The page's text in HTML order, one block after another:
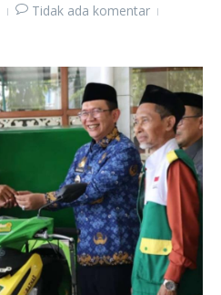
Tidak ada komentar